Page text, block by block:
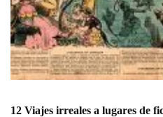
12 Viajes irreales a lugares de